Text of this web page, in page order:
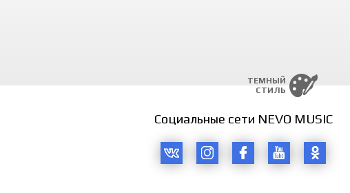
She’r yozdim hofizlar kuyga solsin deb,
She’r yozdim hofizlar kuyga solsin deb,
ТЕМНЫЙ
СТИЛЬ
Социальные сети NEVO MUSIC